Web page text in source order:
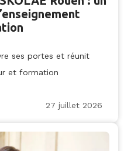
ses portes et réunit
et formation
27 juillet 2026